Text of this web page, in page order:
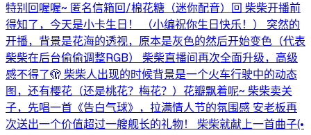
特别回喔喔~ 匿名信箱回/棉花糖（迷你配音）回 柴柴开播前
得知了，今天是小卡生日！ （小编祝你生日快乐！） 突然的
开播，背景是花海的透视，原本是灰色的然后开始变色（代表
柴柴在后台偷偷调整RGB） 柴柴直播间再次全面升级，高级
感不得了🫣 柴柴人出现的时候背景是一个火车行驶中的动态
图，还有樱花（还是桃花？梅花？）花瓣飘着呢~ 柴柴卖关
子，先唱一首《告白气球》，拉满情人节的氛围感 安老板再
次送出一个价值超过一艘舰长的礼物！ 柴柴就献上一首曲子(⁠•⁠